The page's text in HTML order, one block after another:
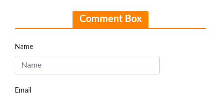
Comment Box
Name
Email